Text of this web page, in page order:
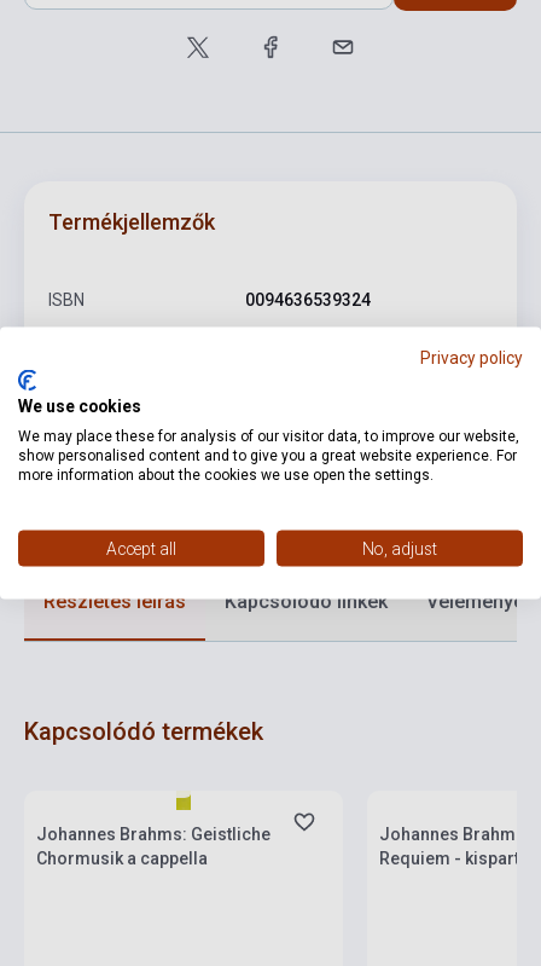
Termékjellemzők
ISBN 0094636539324
Kiadási év 2007
Formátum CD
Részletes leírás Kapcsolódó linkek Vélemények
Kapcsolódó termékek
Johannes Brahms: Geistliche
Chormusik a cappella
Johannes Brahms:
Requiem -
Privacy policy
We use cookies
We may place these for analysis of our visitor data, to improve our website,
show personalised content and to give you a great website experience. For
more information about the cookies we use open the settings.
Accept all No, adjust